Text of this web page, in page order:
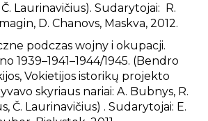
Č. Laurinavičius). Sudarytojai: R.
D. Chanovs, Maskva, 2012.
podczas wojny i okupacji.
1939–1941–1944/1945. (Bendro
Vokietijos istorikų projekto
skyriaus nariai: A. Bubnys, R.
Č. Laurinavičius) . Sudarytojai: E.